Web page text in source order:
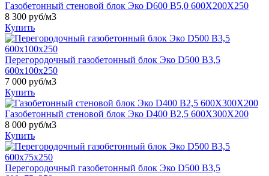
Газобетонный стеновой блок Эко D600 B5,0 600X200X250
8 300 руб/м3
Купить
Перегородочный газобетонный блок Эко D500 B3,5
600x100x250
7 000 руб/м3
Купить
Газобетонный стеновой блок Эко D400 B2,5 600X300X200
8 000 руб/м3
Купить
Перегородочный газобетонный блок Эко D500 B3,5